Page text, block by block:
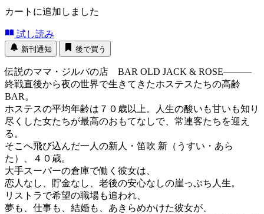
カートに追加しました
試し読み
新刊通知 後で買う
伝説のママ・ジルバの店 BAR OLD JACK & ROSE―――
終戦直後から夜の世界で生きてきたホステスたちの高齢
BAR。
ホステスの平均年齢は７０歳以上。人生の酸いも甘いも知り
尽くした女たちが最高のおもてなしで、常連客たちを迎え
る。
そこへ飛び込んだ一人の新人・笛吹 新（うすい・あら
た）、４０歳。
大手スーパーの倉庫で働く彼女は、
恋人なし、貯金なし、老後の安心なしの崖っぷち人生。
リストラで希望の職場も追われ、
夢も、仕事も、結婚も、あきらめかけた彼女が、